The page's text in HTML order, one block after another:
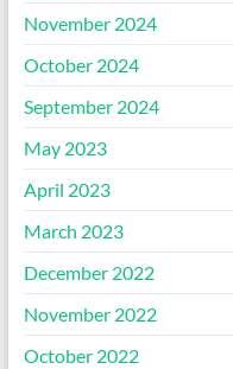
November 2024
October 2024
September 2024
May 2023
April 2023
March 2023
December 2022
November 2022
October 2022